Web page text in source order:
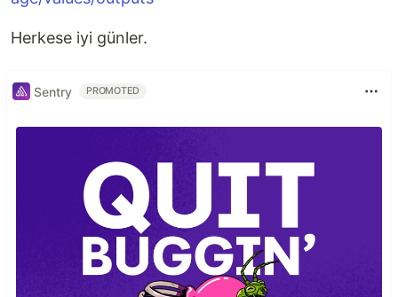
Herkese iyi günler.
Sentry PROMOTED